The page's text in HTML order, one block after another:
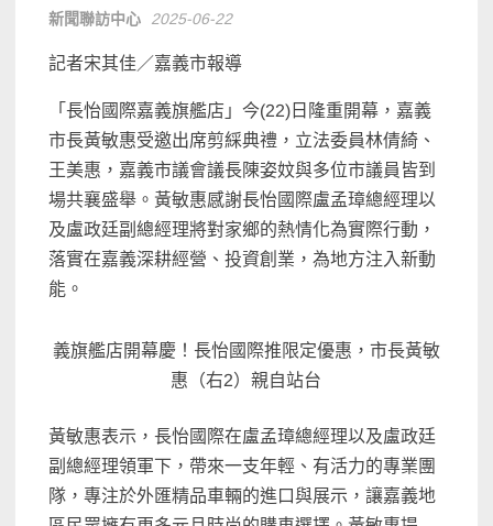
新聞聯訪中心 2025-06-22
記者宋其佳／嘉義市報導
「長怡國際嘉義旗艦店」今(22)日隆重開幕，嘉義
市長黃敏惠受邀出席剪綵典禮，立法委員林倩綺、
王美惠，嘉義市議會議長陳姿妏與多位市議員皆到
場共襄盛舉。黃敏惠感謝長怡國際盧孟璋總經理以
及盧政廷副總經理將對家鄉的熱情化為實際行動，
落實在嘉義深耕經營、投資創業，為地方注入新動
能。
義旗艦店開幕慶！長怡國際推限定優惠，市長黃敏
惠（右2）親自站台
黃敏惠表示，長怡國際在盧孟璋總經理以及盧政廷
副總經理領軍下，帶來一支年輕、有活力的專業團
隊，專注於外匯精品車輛的進口與展示，讓嘉義地